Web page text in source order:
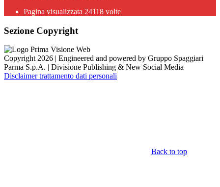
Pagina visualizzata 24118 volte
Sezione Copyright
Copyright 2026 | Engineered and powered by Gruppo Spaggiari
Parma S.p.A. | Divisione Publishing & New Social Media
Disclaimer trattamento dati personali
Back to top